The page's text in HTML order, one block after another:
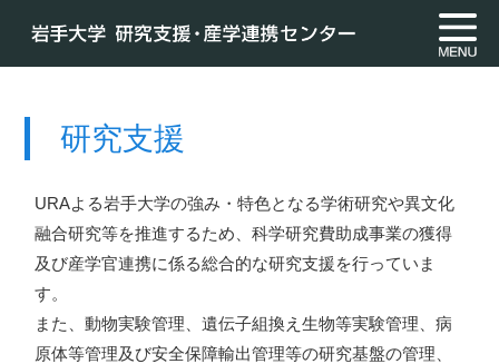
研究支援
URAよる岩手大学の強み・特色となる学術研究や異文化
融合研究等を推進するため、科学研究費助成事業の獲得
及び産学官連携に係る総合的な研究支援を行っていま
す。
また、動物実験管理、遺伝子組換え生物等実験管理、病
原体等管理及び安全保障輸出管理等の研究基盤の管理、